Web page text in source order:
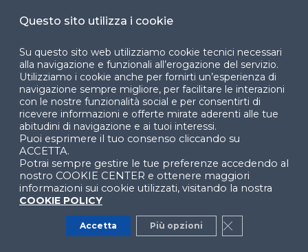
YouTube X
© 2024 Copyright © Politecnico di Milano Dipartimento
di Ingegneria Gestionale
Questo sito utilizza i cookie
Su questo sito web utilizziamo cookie tecnici necessari
alla navigazione e funzionali all’erogazione del servizio.
Utilizziamo i cookie anche per fornirti un’esperienza di
navigazione sempre migliore, per facilitare le interazioni
con le nostre funzionalità social e per consentirti di
ricevere informazioni e offerte mirate aderenti alle tue
abitudini di navigazione e ai tuoi interessi.
Puoi esprimere il tuo consenso cliccando su
ACCETTA.
Potrai sempre gestire le tue preferenze accedendo al
nostro COOKIE CENTER e ottenere maggiori
informazioni sui cookie utilizzati, visitando la nostra
COOKIE POLICY
Accetta Più opzioni Close GDPR